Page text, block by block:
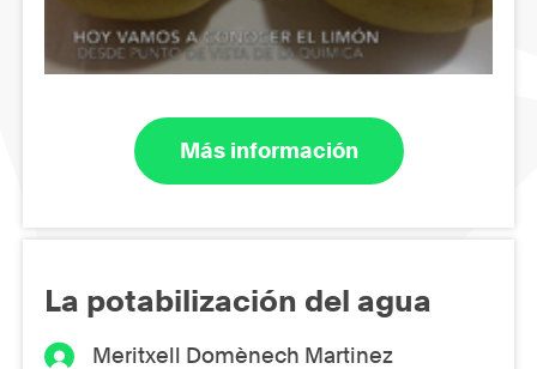
Más información
La potabilización del agua
Meritxell Domènech Martinez